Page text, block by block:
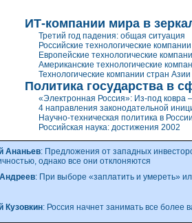
ИТ-компании мира в
Третий год падения: общая ситуация
Российские технологические компании
Европейские технологические
Американские технологические
Технологические компании стран
Политика государства в
«Электронная Россия»: Из-под ковра
4 направления законодательной
Научно-техническая политика в России
Российская наука: достижения 2002
Ананьев: Предложения от западных
однако все они отклоняются
: При выборе «заплатить и умереть»
Кузовкин: Россия начнет занимать все более